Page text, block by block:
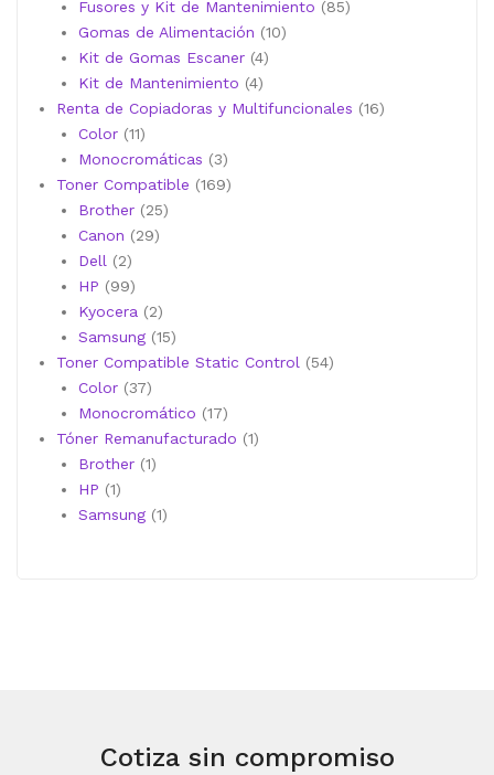
productos
Fusores y Kit de Mantenimiento 8585
Gomas de Alimentación 1010
Kit de Gomas Escaner 44
Kit de Mantenimiento 44
productos
Renta de Copiadoras y Multifuncionales 1616
Color 1111
productos
Monocromáticas 33
productos
Toner Compatible 169169
Brother 2525
Canon 2929
Dell 22
productos
HP 9999
productos
Kyocera 22
productos
Samsung 1515
productos
Toner Compatible Static Control 5454
Color 3737
productos
Monocromático 1717
productos
Tóner Remanufacturado 11
Brother 11
HP 11
producto
Samsung 11
Cotiza sin compromiso